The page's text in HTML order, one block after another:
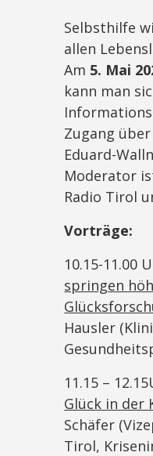
Selbsthilfe
allen
Am 5. Mai
kann man
Zugang
Eduard-
Moderator
Radio Tirol
Vorträge:
10.15-11.00
springen
Hausler
11.15 –
Glück in der
Schäfer
Tirol,